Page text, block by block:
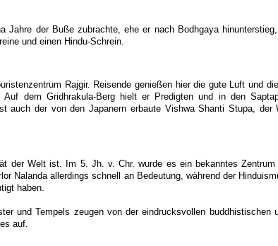
Jahre der Buße zubrachte, ehe er nach Bodhgaya
und einen Hindu-Schrein.
Rajgir. Reisende genießen hier die gute Luft und
dem Gridhrakula-Berg hielt er Predigten und in den
auch der von den Japanern erbaute Vishwa Shanti Stupa, der
der Welt ist. Im 5. Jh. v. Chr. wurde es ein bekanntes
Nalanda allerdings schnell an Bedeutung, während der
haben.
und Tempels zeugen von der eindrucksvollen
auf.